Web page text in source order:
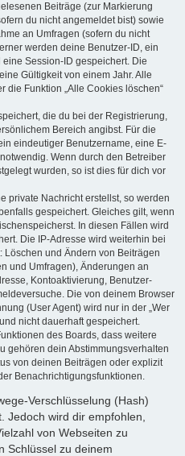
Beiträge (zur Markierung
du nicht angemeldet bist) sowie
an Umfragen (sofern du nicht
werden deine Benutzer-ID, ein
Session-ID gespeichert. Die
Gültigkeit von einem Jahr. Alle
die Funktion „Alle Cookies löschen“
die du bei der Registrierung,
Bereich angibst. Für die
eindeutiger Benutzername, eine E-
Wenn durch den Betreiber
wurden, so ist dies für dich vor
private Nachricht erstellst, so werden
gespeichert. Gleiches gilt, wenn
In diesen Fällen wird
Die IP-Adresse wird weiterhin bei
und Ändern von Beiträgen
und Umfragen), Änderungen an
Kontoaktivierung, Benutzer-
Die von deinem Browser
(User Agent) wird nur in der „Wer
nicht dauerhaft gespeichert.
des Boards, dass weitere
gehören dein Abstimmungsverhalten
von deinen Beiträgen oder explizit
Benachrichtigungsfunktionen.
Verschlüsselung (Hash)
Jedoch wird dir empfohlen,
von Webseiten zu
Schlüssel zu deinem